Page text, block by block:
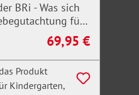
BRi - Was sich
für
Regulärer Preis:
69,95 €